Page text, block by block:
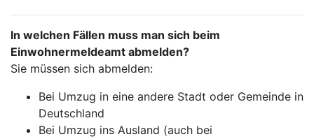
In welchen Fällen muss man sich beim
Einwohnermeldeamt abmelden?
Sie müssen sich abmelden:
Bei Umzug in eine andere Stadt oder Gemeinde in
Deutschland
Bei Umzug ins Ausland (auch bei